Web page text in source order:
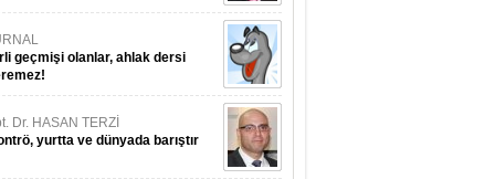
geçmişi olanlar, ahlak dersi
Dr. HASAN TERZİ
yurtta ve dünyada barıştır